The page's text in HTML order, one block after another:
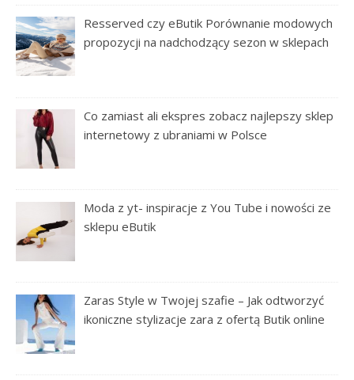
Resserved czy eButik Porównanie modowych
propozycji na nadchodzący sezon w sklepach
Co zamiast ali ekspres zobacz najlepszy sklep
internetowy z ubraniami w Polsce
Moda z yt- inspiracje z You Tube i nowości ze
sklepu eButik
Zaras Style w Twojej szafie – Jak odtworzyć
ikoniczne stylizacje zara z ofertą Butik online